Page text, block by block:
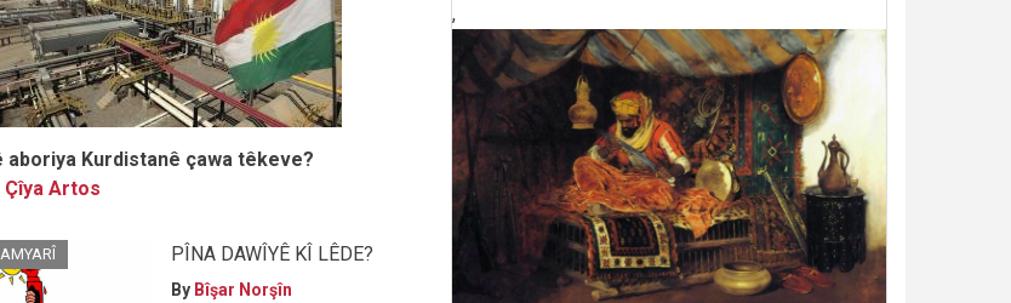
aboriya Kurdistanê çawa têkeve?
Çîya Artos
PÎNA DAWÎYÊ KÎ LÊDE?
By Bîşar Norşîn
,